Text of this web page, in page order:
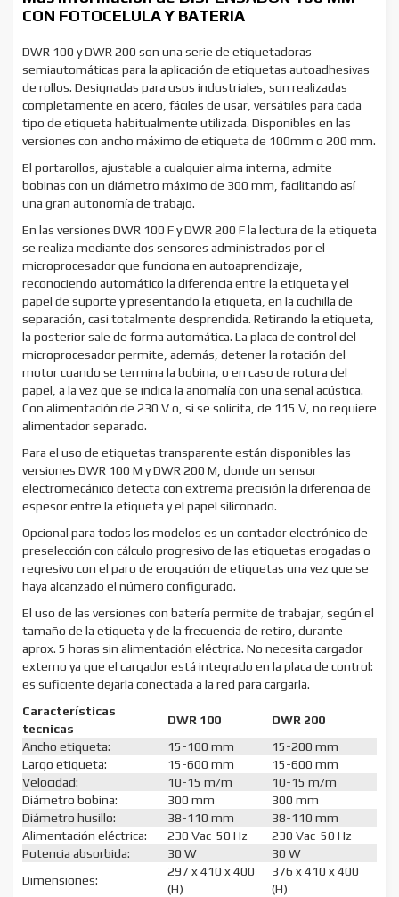
CON FOTOCELULA Y BATERIA
DWR 100 y DWR 200 son una serie de etiquetadoras
semiautomáticas para la aplicación de etiquetas autoadhesivas
de rollos. Designadas para usos industriales, son realizadas
completamente en acero, fáciles de usar, versátiles para cada
tipo de etiqueta habitualmente utilizada. Disponibles en las
versiones con ancho máximo de etiqueta de 100mm o 200 mm.
El portarollos, ajustable a cualquier alma interna, admite
bobinas con un diámetro máximo de 300 mm, facilitando así
una gran autonomía de trabajo.
En las versiones DWR 100 F y DWR 200 F la lectura de la etiqueta
se realiza mediante dos sensores administrados por el
microprocesador que funciona en autoaprendizaje,
reconociendo automático la diferencia entre la etiqueta y el
papel de suporte y presentando la etiqueta, en la cuchilla de
separación, casi totalmente desprendida. Retirando la etiqueta,
la posterior sale de forma automática. La placa de control del
microprocesador permite, además, detener la rotación del
motor cuando se termina la bobina, o en caso de rotura del
papel, a la vez que se indica la anomalía con una señal acústica.
Con alimentación de 230 V o, si se solicita, de 115 V, no requiere
alimentador separado.
Para el uso de etiquetas transparente están disponibles las
versiones DWR 100 M y DWR 200 M, donde un sensor
electromecánico detecta con extrema precisión la diferencia de
espesor entre la etiqueta y el papel siliconado.
Opcional para todos los modelos es un contador electrónico de
preselección con cálculo progresivo de las etiquetas erogadas o
regresivo con el paro de erogación de etiquetas una vez que se
haya alcanzado el número configurado.
El uso de las versiones con batería permite de trabajar, según el
tamaño de la etiqueta y de la frecuencia de retiro, durante
aprox. 5 horas sin alimentación eléctrica. No necesita cargador
externo ya que el cargador está integrado en la placa de control:
es suficiente dejarla conectada a la red para cargarla.
Características
tecnicas
DWR 100
DWR 200
Ancho etiqueta:
15-100 mm
15-200 mm
Largo etiqueta:
15-600 mm
15-600 mm
Velocidad:
10-15 m/m
10-15 m/m
Diámetro bobina:
300 mm
300 mm
Diámetro husillo:
38-110 mm
38-110 mm
Alimentación eléctrica:
230 Vac  50 Hz
230 Vac  50 Hz
Potencia absorbida:
30 W
30 W
Dimensiones:
297 x 410 x 400
(H)
376 x 410 x 400
(H)